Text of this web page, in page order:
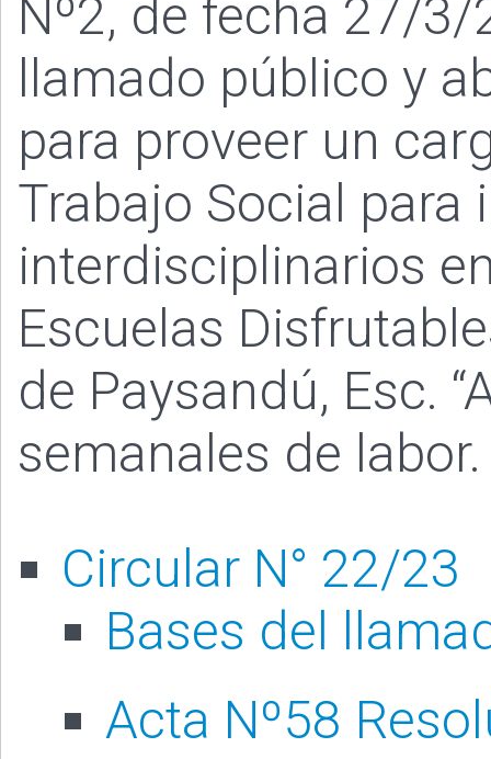
Nº2, de fecha 27/3/
llamado público y
para proveer un
Trabajo Social para
interdisciplinarios
Escuelas
de Paysandú, Esc.
semanales de labor.
Circular N° 22/23
Bases del
Acta Nº58